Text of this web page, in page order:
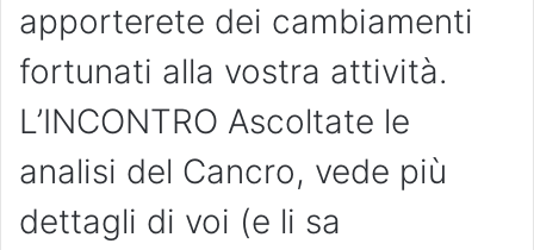
apporterete dei cambiamenti
fortunati alla vostra attività.
L’INCONTRO Ascoltate le
analisi del Cancro, vede più
dettagli di voi (e li sa